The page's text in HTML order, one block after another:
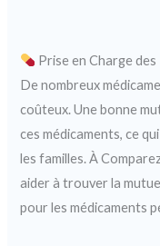
Prise en Charge
De nombreux
coûteux. Une bonne
ces médicaments, ce
les familles. À
aider à trouver la
pour les médicaments